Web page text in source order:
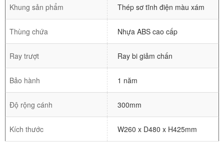
Khung sản phẩm Thép sơ tĩnh điện màu xám
Thùng chứa Nhựa ABS cao cấp
Ray trượt Ray bi giảm chấn
Bảo hành 1 năm
Độ rộng cánh 300mm
Kích thước W260 x D480 x H425mm